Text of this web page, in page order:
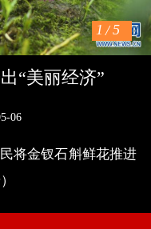
1 /5
“美丽经济”
06
将金钗石斛鲜花推进